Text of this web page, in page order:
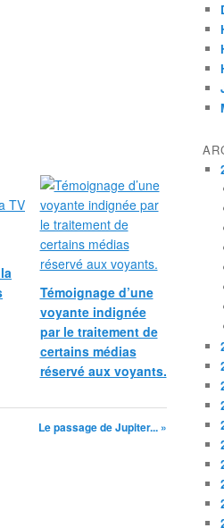
Témoignage d’une
voyante indignée
par le traitement de
certains médias
réservé aux voyants.
Le passage de Jupiter... »